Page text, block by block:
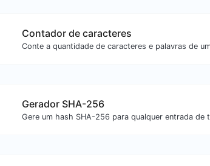
Contador de caracteres
Gerador SHA-256